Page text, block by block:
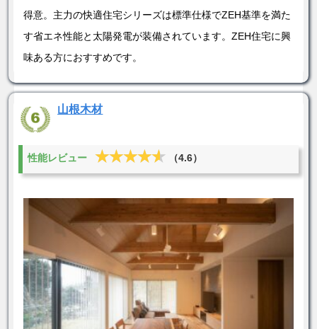
得意。主力の快適住宅シリーズは標準仕様でZEH基準を満た
す省エネ性能と太陽発電が装備されています。ZEH住宅に興
味ある方におすすめです。
山根木材
性能レビュー ★★★★★
★★★★★ （4.6）